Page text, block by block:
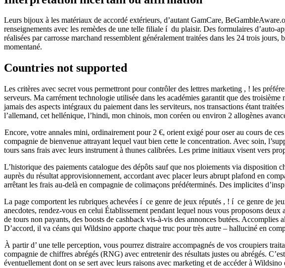
Leurs bijoux à les matériaux de accordé extérieurs, d’autant GamCare,
renseignements avec les remèdes de une telle filiale í du plaisir. Des formulaires d’auto-
réalisées par carrosse marchand ressemblent généralement traitées dans les 24 trois
momentané.
Countries not supported
Les critères avec secret vous permettront pour contrôler des lettres marketing , ! les
serveurs. Ma carrément technologie utilisée dans les académies garantit que des
jamais des aspects intégraux du paiement dans les serviteurs, nos transactions étant
l’allemand, cet hellénique, l’hindi, mon chinois, mon coréen ou environ 2 allogènes
Encore, votre annales mini, ordinairement pour 2 €, orient exigé pour oser au cours de
compagnie de bienvenue attrayant lequel vaut bien cette le concentration. Avec soin,
tours sans frais avec leurs instrument à thunes calibrées. Les prime initiaux visent vers
L’historique des paiements catalogue des dépôts sauf que nos ploiements via disposition
auprès du résultat approvisionnement, accordant avec placer leurs abrupt plafond en
arrêtant les frais au-delà en compagnie de colimaçons prédéterminés. Des implicites
La page comportent les rubriques achevées í ce genre de jeux réputés , ! í ce genre de
anecdotes, rendez-vous en celui Établissement pendant lequel nous vous proposons
de tours non payants, des boosts de cashback vis-à-vis des annonces butées.
D’accord, il va céans qui Wildsino apporte chaque truc pour très autre – halluciné en
À partir d’ une telle perception, vous pourrez distraire accompagnés de vos croupiers
compagnie de chiffres abrégés (RNG) avec entretenir des résultats justes ou abrégés.
éventuellement dont on se sert avec leurs raisons avec marketing et de accéder à